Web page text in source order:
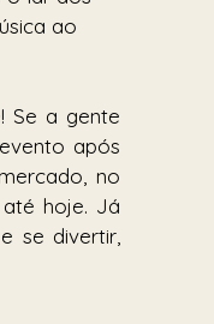
ao
Se a gente
após
no
hoje. Já
se divertir,